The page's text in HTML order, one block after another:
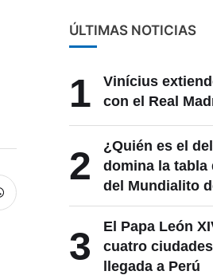
ÚLTIMAS NOTICIAS
1
Vinícius
con el Real
2
¿Quién es el
domina la tabla
del Mundialito
3
El Papa León
cuatro
llegada a Perú